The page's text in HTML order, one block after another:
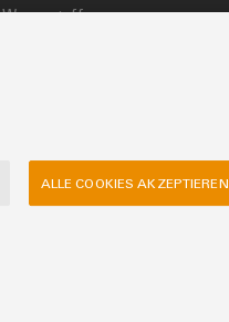
Wasserstoff
ALLE COOKIES AKZEPTIEREN